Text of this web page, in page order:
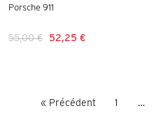
Porsche 911
55,00 € 52,25 €
« Précédent 1 …